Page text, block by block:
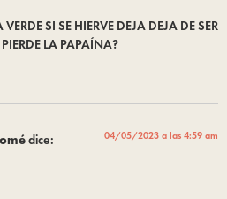
SI SE HIERVE DEJA DEJA DE SER
LA PAPAÍNA?
dice: 04/05/2023 a las 4:59 am